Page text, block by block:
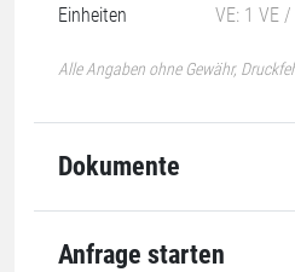
Einheiten
VE: 1 VE
Alle Angaben ohne Gewähr,
Dokumente
Anfrage starten